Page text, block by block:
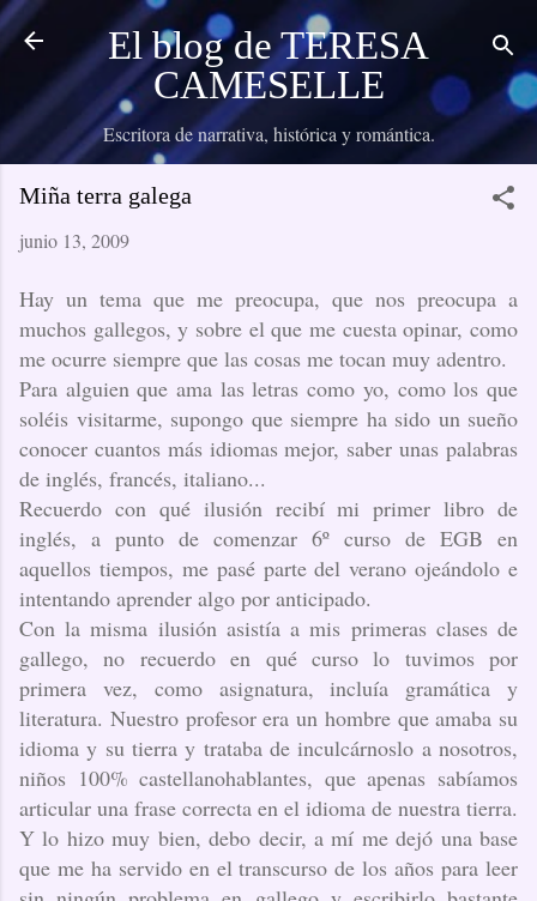
El blog de TERESA
CAMESELLE
Escritora de narrativa, histórica y romántica.
Miña terra galega
junio 13, 2009
Hay un tema que me preocupa, que nos preocupa a
muchos gallegos, y sobre el que me cuesta opinar, como
me ocurre siempre que las cosas me tocan muy adentro.
Para alguien que ama las letras como yo, como los que
soléis visitarme, supongo que siempre ha sido un sueño
conocer cuantos más idiomas mejor, saber unas palabras
de inglés, francés, italiano...
Recuerdo con qué ilusión recibí mi primer libro de
inglés, a punto de comenzar 6º curso de EGB en
aquellos tiempos, me pasé parte del verano ojeándolo e
intentando aprender algo por anticipado.
Con la misma ilusión asistía a mis primeras clases de
gallego, no recuerdo en qué curso lo tuvimos por
primera vez, como asignatura, incluía gramática y
literatura. Nuestro profesor era un hombre que amaba su
idioma y su tierra y trataba de inculcárnoslo a nosotros,
niños 100% castellanohablantes, que apenas sabíamos
articular una frase correcta en el idioma de nuestra tierra.
Y lo hizo muy bien, debo decir, a mí me dejó una base
que me ha servido en el transcurso de los años para leer